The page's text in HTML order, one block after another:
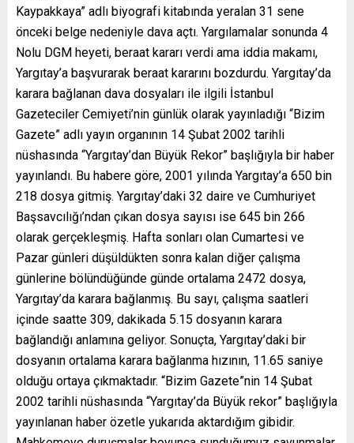
Kaypakkaya” adlı biyografi kitabında yeralan 31 sene
önceki belge nedeniyle dava açtı. Yargılamalar sonunda 4
Nolu DGM heyeti, beraat kararı verdi ama iddia makamı,
Yargıtay’a başvurarak beraat kararını bozdurdu. Yargıtay’da
karara bağlanan dava dosyaları ile ilgili İstanbul
Gazeteciler Cemiyeti’nin günlük olarak yayınladığı “Bizim
Gazete” adlı yayın organının 14 Şubat 2002 tarihli
nüshasında “Yargıtay’dan Büyük Rekor” başlığıyla bir haber
yayınlandı. Bu habere göre, 2001 yılında Yargıtay’a 650 bin
218 dosya gitmiş. Yargıtay’daki 32 daire ve Cumhuriyet
Başsavcılığı’ndan çıkan dosya sayısı ise 645 bin 266
olarak gerçekleşmiş. Hafta sonları olan Cumartesi ve
Pazar günleri düşüldükten sonra kalan diğer çalışma
günlerine bölündüğünde günde ortalama 2472 dosya,
Yargıtay’da karara bağlanmış. Bu sayı, çalışma saatleri
içinde saatte 309, dakikada 5.15 dosyanın karara
bağlandığı anlamına geliyor. Sonuçta, Yargıtay’daki bir
dosyanın ortalama karara bağlanma hızının, 11.65 saniye
olduğu ortaya çıkmaktadır. “Bizim Gazete”nin 14 Şubat
2002 tarihli nüshasında “Yargıtay’da Büyük rekor” başlığıyla
yayınlanan haber özetle yukarıda aktardığım gibidir.